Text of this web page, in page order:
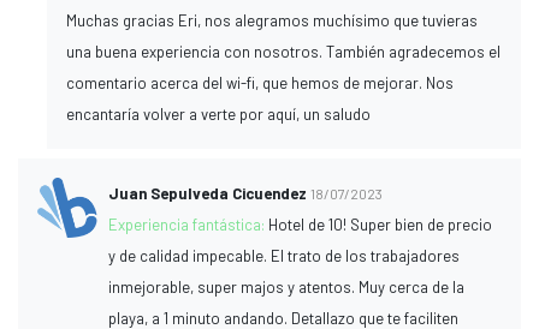
Muchas gracias Eri, nos alegramos muchísimo que tuvieras
una buena experiencia con nosotros. También agradecemos el
comentario acerca del wi-fi, que hemos de mejorar. Nos
encantaría volver a verte por aquí, un saludo
Juan Sepulveda Cicuendez 18/07/2023
Experiencia fantástica: Hotel de 10! Super bien de precio
y de calidad impecable. El trato de los trabajadores
inmejorable, super majos y atentos. Muy cerca de la
playa, a 1 minuto andando. Detallazo que te faciliten